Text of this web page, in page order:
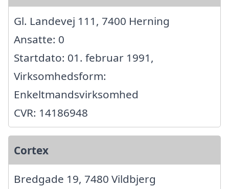
Gl. Landevej 111, 7400 Herning
Ansatte: 0
Startdato: 01. februar 1991,
Virksomhedsform:
Enkeltmandsvirksomhed
CVR: 14186948
Cortex
Bredgade 19, 7480 Vildbjerg